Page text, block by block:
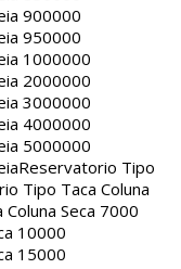
900000
950000
1000000
2000000
3000000
4000000
5000000
Reservatorio Tipo
Tipo Taca Coluna
Seca 7000
10000
15000